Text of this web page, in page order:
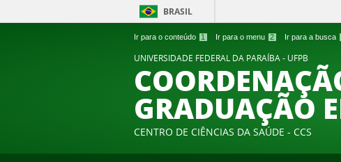
Ir para o conteúdo 1 Ir para o menu 2 Ir para a busca
BRASIL
UNIVERSIDADE FEDERAL DA PARAÍBA - UFPB
GRADUAÇÃO
CENTRO DE CIÊNCIAS DA SAÚDE - CCS